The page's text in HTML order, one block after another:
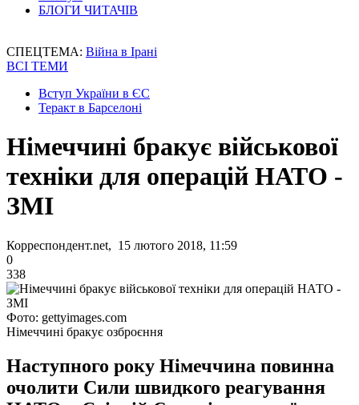
БЛОГИ ЧИТАЧІВ
СПЕЦТЕМА: Війна в Ірані
ВСІ ТЕМИ
Вступ України в ЄС
Теракт в Барселоні
Німеччині бракує військової
техніки для операцій НАТО -
ЗМІ
Корреспондент.net, 15 лютого 2018, 11:59
0
338
Фото: gettyimages.com
Німеччині бракує озброєння
Наступного року Німеччина повинна
очолити Сили швидкого реагування